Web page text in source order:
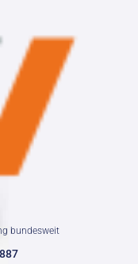
bundesweit